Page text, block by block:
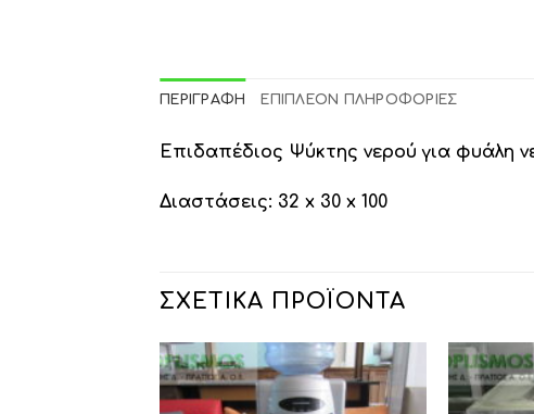
ΠΕΡΙΓΡΑΦΉ ΕΠΙΠΛΈΟΝ ΠΛΗΡΟΦΟΡΊΕΣ
Επιδαπέδιος Ψύκτης νερού για φυάλη
Διαστάσεις: 32 x 30 x 100
ΣΧΕΤΙΚΆ ΠΡΟΪΌΝΤΑ